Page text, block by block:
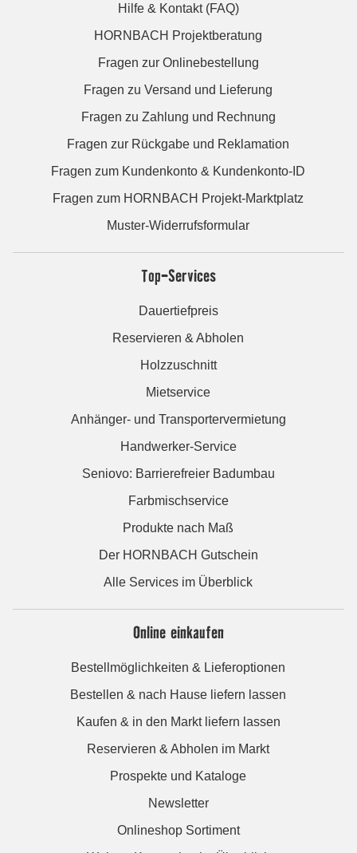
Hilfe & Kontakt (FAQ)
HORNBACH Projektberatung
Fragen zur Onlinebestellung
Fragen zu Versand und Lieferung
Fragen zu Zahlung und Rechnung
Fragen zur Rückgabe und Reklamation
Fragen zum Kundenkonto & Kundenkonto-ID
Fragen zum HORNBACH Projekt-Marktplatz
Muster-Widerrufsformular
Top-Services
Dauertiefpreis
Reservieren & Abholen
Holzzuschnitt
Mietservice
Anhänger- und Transportervermietung
Handwerker-Service
Seniovo: Barrierefreier Badumbau
Farbmischservice
Produkte nach Maß
Der HORNBACH Gutschein
Alle Services im Überblick
Online einkaufen
Bestellmöglichkeiten & Lieferoptionen
Bestellen & nach Hause liefern lassen
Kaufen & in den Markt liefern lassen
Reservieren & Abholen im Markt
Prospekte und Kataloge
Newsletter
Onlineshop Sortiment